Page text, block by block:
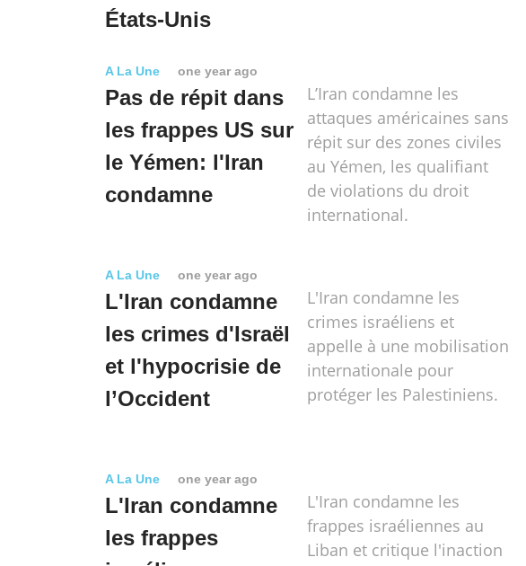
États-Unis
A La Une one year ago
Pas de répit dans
les frappes US sur
le Yémen: l'Iran
condamne
L’Iran condamne les
attaques américaines sans
répit sur des zones civiles
au Yémen, les qualifiant
de violations du droit
international.
A La Une one year ago
L'Iran condamne
les crimes d'Israël
et l'hypocrisie de
l’Occident
L'Iran condamne les
crimes israéliens et
appelle à une mobilisation
internationale pour
protéger les Palestiniens.
A La Une one year ago
L'Iran condamne
les frappes
L'Iran condamne les
frappes israéliennes au
Liban et critique l'inaction